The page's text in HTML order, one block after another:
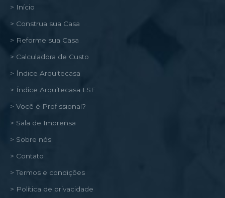
> Início
> Construa sua Casa
> Reforme sua Casa
> Calculadora de Custo
> Índice Arquitecasa
> Índice Arquitecasa LSF
> Você é Profissional?
> Sala de Imprensa
> Sobre nós
> Contato
> Termos e condições
> Política de privacidade